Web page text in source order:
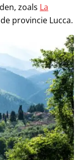
zoals La
provincie Lucca.